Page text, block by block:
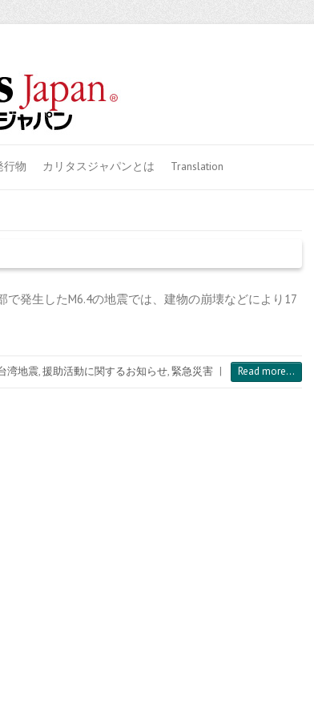
行物 カリタスジャパンとは Translation
発生したM6.4の地震では、建物の崩壊などにより17
湾地震,援助活動に関するお知らせ,緊急災害 | Read more...